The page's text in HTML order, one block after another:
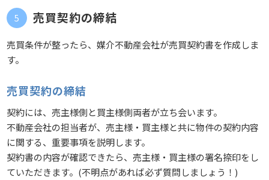
売買契約の締結
売買条件が整ったら、媒介不動産会社が売買契約書を作成しま
す。
売買契約の締結
契約には、売主様側と買主様側両者が立ち会います。
不動産会社の担当者が、売主様・買主様と共に物件の契約内容
に関する、重要事項を説明します。
契約書の内容が確認できたら、売主様・買主様の署名捺印をし
ていただきます。(不明点があれば必ず質問しましょう！)